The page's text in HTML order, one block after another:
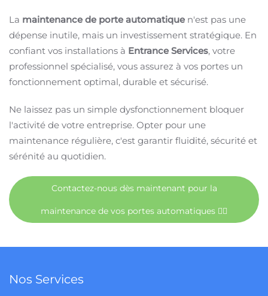
La maintenance de porte automatique n'est pas une
dépense inutile, mais un investissement stratégique. En
confiant vos installations à Entrance Services, votre
professionnel spécialisé, vous assurez à vos portes un
fonctionnement optimal, durable et sécurisé.
Ne laissez pas un simple dysfonctionnement bloquer
l'activité de votre entreprise. Opter pour une
maintenance régulière, c'est garantir fluidité, sécurité et
sérénité au quotidien.
Contactez-nous dès maintenant pour la
maintenance de vos portes automatiques 👉🏻
Nos Services